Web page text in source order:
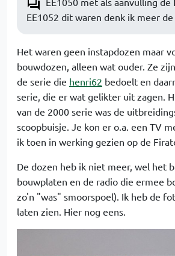
EE1052 dit waren denk ik meer
Het waren geen instapdozen maar
bouwdozen, alleen wat ouder. Ze
de serie die henri62 bedoelt en
serie, die er wat gelikter uit zagen.
van de 2000 serie was de
scoopbuisje. Je kon er o.a. een TV
ik toen in werking gezien op de
De dozen heb ik niet meer, wel het
bouwplaten en de radio die ermee
zo'n "was" smoorspoel). Ik heb de
laten zien. Hier nog eens.